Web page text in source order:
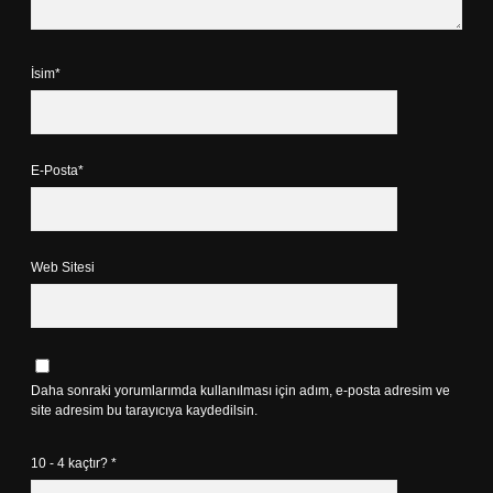
İsim*
E-Posta*
Web Sitesi
Daha sonraki yorumlarımda kullanılması için adım, e-posta adresim ve
site adresim bu tarayıcıya kaydedilsin.
10 - 4 kaçtır? *